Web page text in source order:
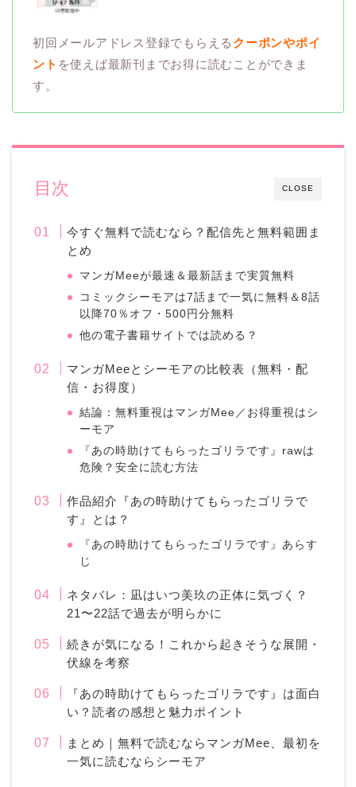
初回メールアドレス登録でもらえる クーポンやポイ
ント を使えば最新刊までお得に読むことができま
す。
CLOSE
目次
今すぐ無料で読むなら？配信先と無料範囲ま
とめ
マンガMeeが最速＆最新話まで実質無料
コミックシーモアは7話まで一気に無料＆8話
以降70％オフ・500円分無料
他の電子書籍サイトでは読める？
マンガMeeとシーモアの比較表（無料・配
信・お得度）
結論：無料重視はマンガMee／お得重視はシ
ーモア
『あの時助けてもらったゴリラです』rawは
危険？安全に読む方法
作品紹介『あの時助けてもらったゴリラで
す』とは？
『あの時助けてもらったゴリラです』あらす
じ
ネタバレ：凪はいつ美玖の正体に気づく？
21〜22話で過去が明らかに
続きが気になる！これから起きそうな展開・
伏線を考察
『あの時助けてもらったゴリラです』は面白
い？読者の感想と魅力ポイント
まとめ｜無料で読むならマンガMee、最初を
一気に読むならシーモア